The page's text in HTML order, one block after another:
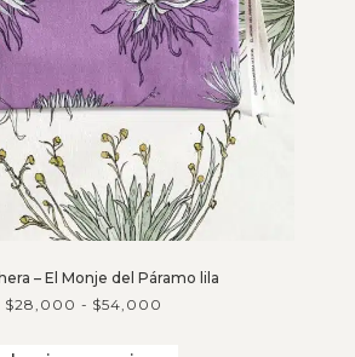
– El Monje del Páramo lila
$28,000 - $54,000